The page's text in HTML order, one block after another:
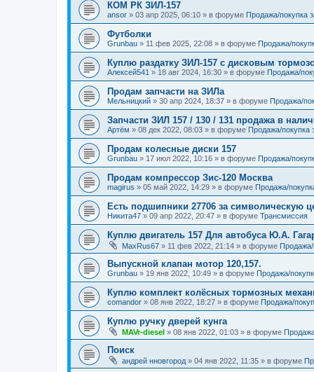
КОМ РК ЗИЛ-157
ansor » 03 апр 2025, 06:10 » в форуме Продажа/покупка
Футболки
Grunbau » 11 фев 2025, 22:08 » в форуме Продажа/
Куплю раздатку ЗИЛ-157 с дисковым
Алексей541 » 18 авг 2024, 16:30 » в форуме Продажа/
Продам запчасти на ЗИЛа
Мельницкий » 30 апр 2024, 18:37 » в форуме Продажа/
Запчасти ЗИЛ 157 / 130 / 131 продажа в
Артём » 08 дек 2022, 08:03 » в форуме Продажа/покупка
Продам колесные диски 157
Grunbau » 17 июл 2022, 10:16 » в форуме Продажа/
Продам компрессор Зис-120 Москва
magirus » 05 май 2022, 14:29 » в форуме Продажа/
Есть подшипники 27706 за символическую
Никита47 » 09 апр 2022, 20:47 » в форуме Трансмиссия
Куплю двигатель 157 Для автобуса Ю.А.
MaxRus67 » 11 фев 2022, 21:14 » в форуме Продажа/
Выпускной клапан мотор 120,157.
Grunbau » 19 янв 2022, 10:49 » в форуме Продажа/
Куплю комплект колёсных тормозных
comandor » 08 янв 2022, 18:27 » в форуме Продажа/
Куплю ручку дверей кунга
MAVr-diesel » 08 янв 2022, 01:03 » в форуме
Поиск
андрей нновгород » 04 янв 2022, 11:35 » в форуме